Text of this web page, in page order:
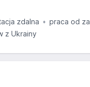
zdalna
praca od
z Ukrainy